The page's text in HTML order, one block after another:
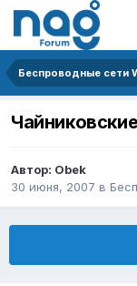
Беспроводные сети
Автор: Obek
30 июня, 2007 в